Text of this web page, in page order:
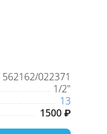
562162/022371
1/2"
13
1500 ₽